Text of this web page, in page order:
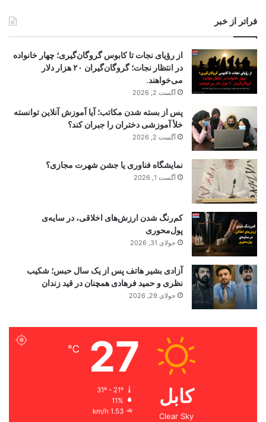
فراتر از خبر
از رؤیای نجات تا کابوس گروگان‌گیری؛ چهار خانواده
در انتظار نجات؛ گروگان‌گیران ۲۰ هزار دلار
می‌خواهند.
آگست 2, 2026
پس از بسته شدن مکاتب؛ آیا آموزش آنلاین توانسته
خلأ آموزشی دختران را جبران کند؟
آگست 2, 2026
نمایشگاه فناوری یا جشن شهرت مجازی؟
آگست 1, 2026
کم‌رنگ شدن ارزش‌های اخلاقی، در سایه‌ی
پول‌محوری
جولای 31, 2026
آزادی بشیر هاتف پس از یک سال حبس؛ شکیب
نظری و حمید فرهادی همچنان در قید زندان
جولای 29, 2026
کابل
Clear Sky
27
℃
31º - 21º
11%
1.53 km/h